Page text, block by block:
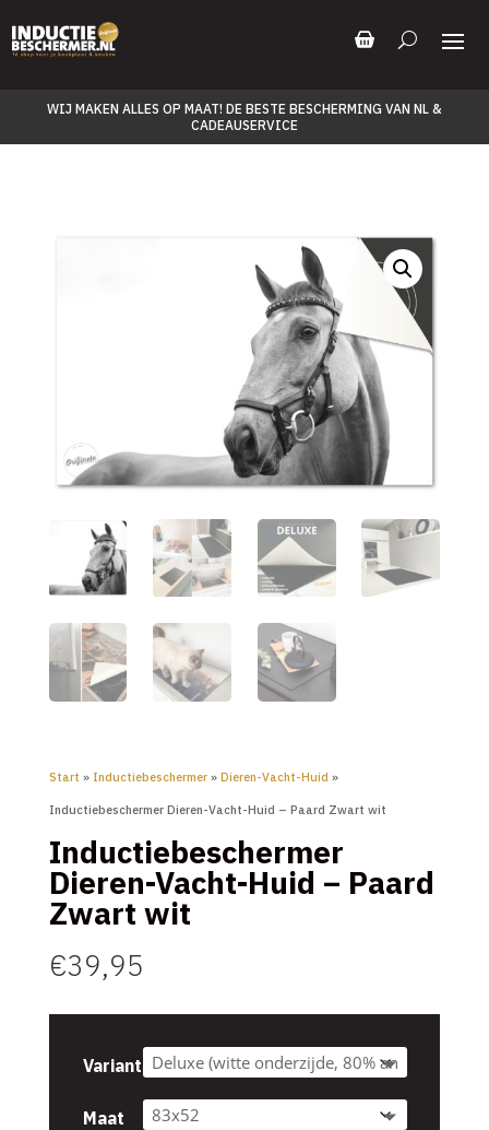
WIJ MAKEN ALLES OP MAAT! DE BESTE BESCHERMING VAN NL &
CADEAUSERVICE
Start » Inductiebeschermer» Dieren-Vacht-Huid »
Inductiebeschermer Dieren-Vacht-Huid – Paard Zwart wit
Inductiebeschermer
Dieren-Vacht-Huid – Paard
Zwart wit
€39,95
Variant
Maat